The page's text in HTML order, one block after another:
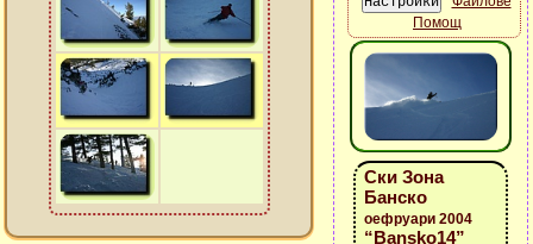
Помощ
Ски Зона
Банско
оефруари 2004
“Bansko14”